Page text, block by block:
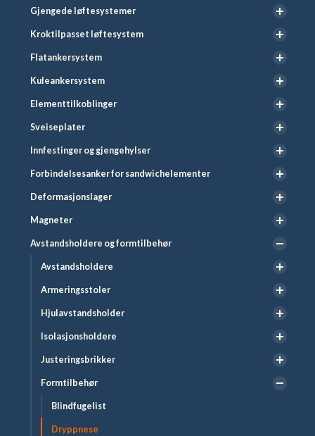
Gjengede løftesystemer
Kroktilpasset løftesystem
Flatankersystem
Kuleankersystem
Elementtilkoblinger
Sveiseplater
Innfestinger og gjengehylser
Forbindelsesanker for sandwichelementer
Deformasjonslager
Magneter
Avstandsholdere og formtilbehør
Avstandsholdere
Armeringsstoler
Hjulavstandsholder
Isolasjonsholdere
Justeringsbrikker
Formtilbehør
Blindfugelist
Dryppnese